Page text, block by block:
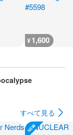
¥1,600
すべて見る